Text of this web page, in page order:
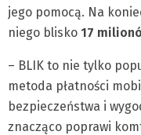
jego pomocą. Na
niego blisko 17
– BLIK to nie tylko
metoda płatności
bezpieczeństwa i
znacząco poprawi